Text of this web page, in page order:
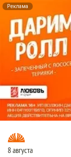
Реклама
8 августа